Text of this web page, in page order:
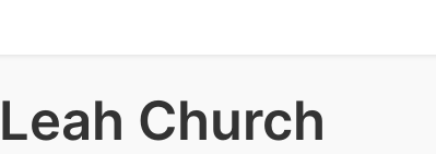
Leah Church